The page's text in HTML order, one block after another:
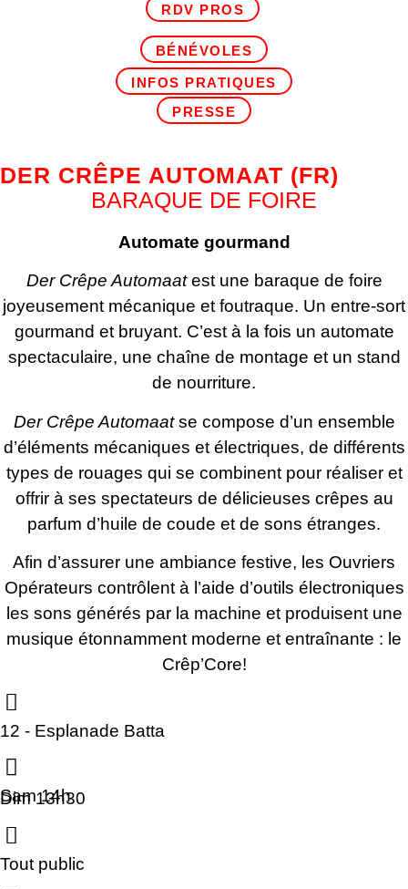
RDV PROS
BÉNÉVOLES
INFOS PRATIQUES
PRESSE
DER CRÊPE AUTOMAAT (FR)
BARAQUE DE FOIRE
Automate gourmand
Der Crêpe Automaatest une baraque de foire
joyeusement mécanique et foutraque. Un entre-sort
gourmand et bruyant. C’est à la fois un automate
spectaculaire, une chaîne de montage et un stand
de nourriture.
Der Crêpe Automaatse compose d’un ensemble
d’éléments mécaniques et électriques, de différents
types de rouages qui se combinent pour réaliser et
offrir à ses spectateurs de délicieuses crêpes au
parfum d’huile de coude et de sons étranges.
Afin d’assurer une ambiance festive, les Ouvriers
Opérateurs contrôlent à l’aide d’outils électroniques
les sons générés par la machine et produisent une
musique étonnamment moderne et entraînante : le
Crêp’Core!
12 - Esplanade Batta
Sam 14h
Dim 13h30
Tout public